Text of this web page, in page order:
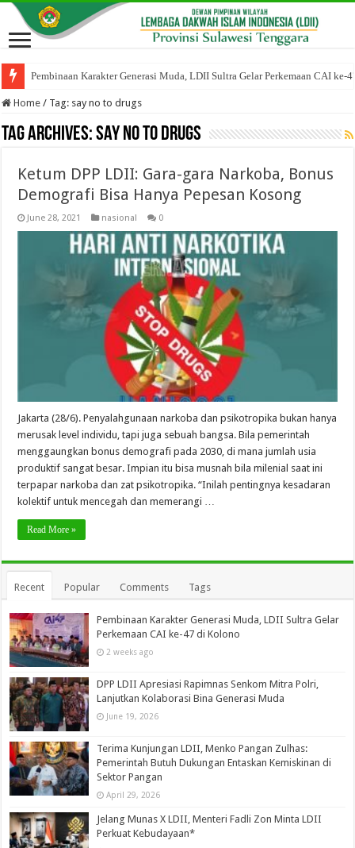
Pembinaan Karakter Generasi Muda, LDII Sultra Gelar Perkemaan CAI ke-
Home / Tag: say no to drugs
Tag Archives:say no to drugs
Ketum DPP LDII: Gara-gara Narkoba, Bonus
Demografi Bisa Hanya Pepesan Kosong
June 28, 2021 nasional 0
Jakarta (28/6). Penyalahgunaan narkoba dan psikotropika bukan hanya
merusak level individu, tapi juga sebuah bangsa. Bila pemerintah
menggaungkan bonus demografi pada 2030, di mana jumlah usia
produktif sangat besar. Impian itu bisa musnah bila milenial saat ini
terpapar narkoba dan zat psikotropika. “Inilah pentingnya kesadaran
kolektif untuk mencegah dan memerangi …
Read More »
Recent Popular Comments Tags
Pembinaan Karakter Generasi Muda, LDII Sultra Gelar
Perkemaan CAI ke-47 di Kolono
2 weeks ago
DPP LDII Apresiasi Rapimnas Senkom Mitra Polri,
Lanjutkan Kolaborasi Bina Generasi Muda
June 19, 2026
Terima Kunjungan LDII, Menko Pangan Zulhas:
Pemerintah Butuh Dukungan Entaskan Kemiskinan di
Sektor Pangan
April 29, 2026
Jelang Munas X LDII, Menteri Fadli Zon Minta LDII
Perkuat Kebudayaan*